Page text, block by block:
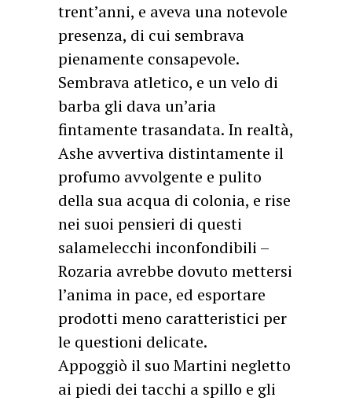
trent’anni, e aveva una notevole
presenza, di cui sembrava
pienamente consapevole.
Sembrava atletico, e un velo di
barba gli dava un’aria
fintamente trasandata. In realtà,
Ashe avvertiva distintamente il
profumo avvolgente e pulito
della sua acqua di colonia, e rise
nei suoi pensieri di questi
salamelecchi inconfondibili –
Rozaria avrebbe dovuto mettersi
l’anima in pace, ed esportare
prodotti meno caratteristici per
le questioni delicate.
Appoggiò il suo Martini negletto
ai piedi dei tacchi a spillo e gli